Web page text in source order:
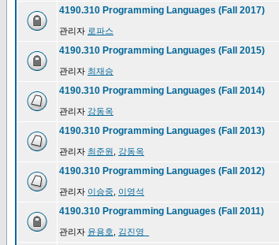
4190.310 Programming Languages (Fall 2017)
관리자 로파스
4190.310 Programming Languages (Fall 2015)
관리자 최재승
4190.310 Programming Languages (Fall 2014)
관리자 강동옥
4190.310 Programming Languages (Fall 2013)
관리자 최준원 강동옥
4190.310 Programming Languages (Fall 2012)
관리자 이승중 이영석
4190.310 Programming Languages (Fall 2011)
관리자 윤용호 김진영_